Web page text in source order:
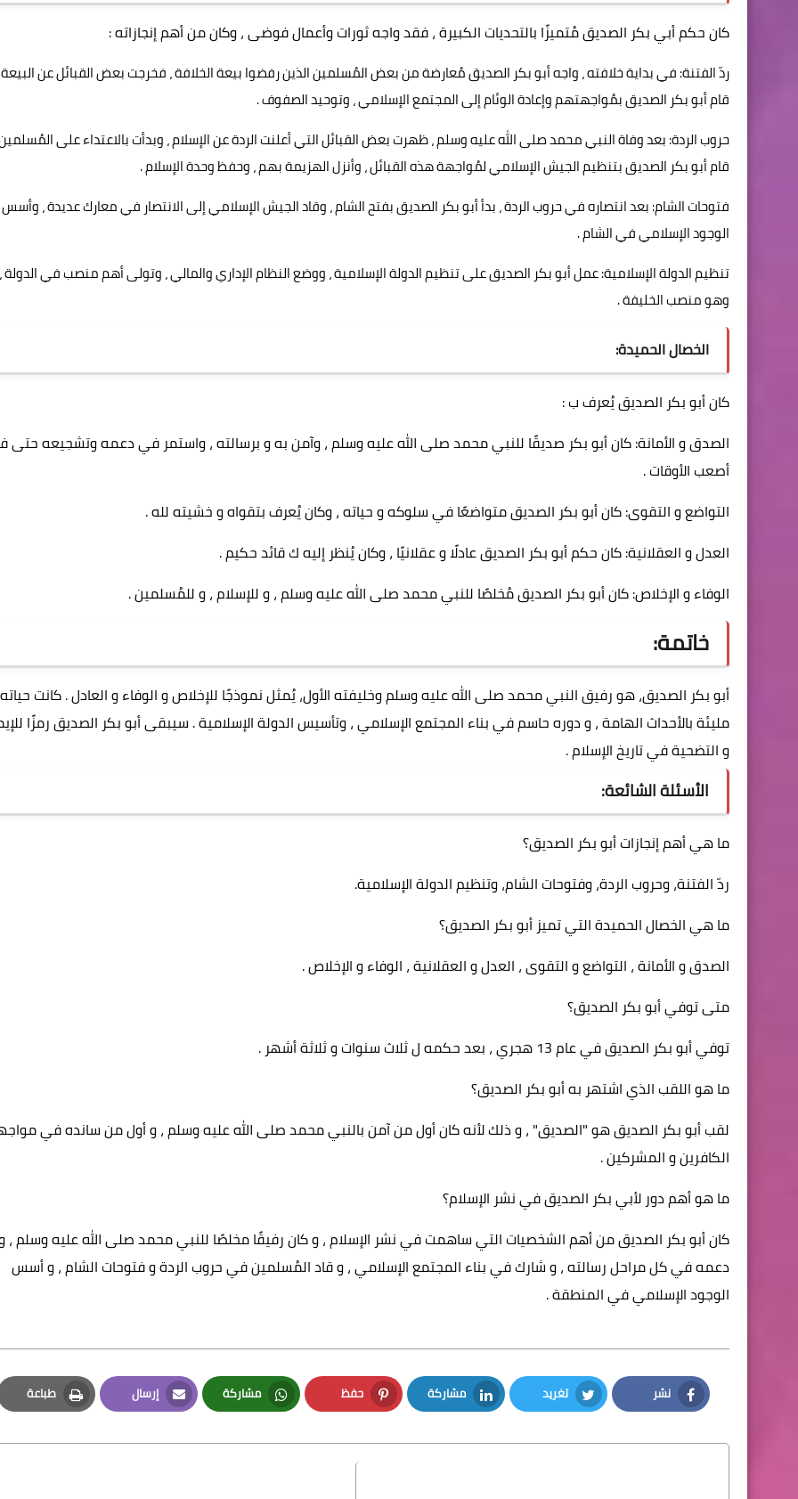
كان حكمأبي بكر الصديقمُتميزًا بالتحديات الكبيرة ، فقد واجه ثورات وأعمال فوضى ، وكان من أهم إنجازاته :
ردّ الفتنة: في بداية خلافته ، واجه أبو بكر الصديق مُعارضة من بعض المُسلمين الذين رفضوا بيعة الخلافة ، فخرجت بعض القبائل عن
قام أبو بكر الصديق بمُواجهتهم وإعادة الوئام إلى المجتمع الإسلامي ، وتوحيد الصفوف .
حروب الردة: بعد وفاة النبي محمد صلى الله عليه وسلم ، ظهرت بعض القبائل التي أعلنت الردة عن الإسلام ، وبدأت بالاعتداء على
قام أبو بكر الصديق بتنظيم الجيش الإسلامي لمُواجهة هذه القبائل ، وأنزل الهزيمة بهم ، وحفظ وحدة الإسلام .
فتوحات الشام: بعد انتصاره في حروب الردة ، بدأ أبو بكر الصديق بفتح الشام ، وقاد الجيش الإسلامي إلى الانتصار في معارك عديدة ، وأسس
الوجود الإسلامي في الشام .
تنظيم الدولة الإسلامية: عمل أبو بكر الصديق على تنظيم الدولة الإسلامية ، ووضع النظام الإداري والمالي ، وتولى أهم منصب في الدولة ،
وهو منصب الخليفة .
الخصال الحميدة:
كان أبو بكر الصديق يُعرف ب :
الصدق و الأمانة: كان أبو بكر صديقًا للنبي محمد صلى الله عليه وسلم ، وآمن به و برسالته ، واستمر في دعمه وتشجيعه
أصعب الأوقات .
التواضع و التقوى: كان أبو بكر الصديق متواضعًا في سلوكه و حياته ، وكان يُعرف بتقواه و خشيته لله .
العدل و العقلانية: كان حكم أبو بكر الصديق عادلًا و عقلانيًا ، وكان يُنظر إليه ك قائد حكيم .
الوفاء و الإخلاص: كان أبو بكر الصديق مُخلصًا للنبي محمد صلى الله عليه وسلم ، و للإسلام ، و للمُسلمين .
خاتمة:
أبو بكر الصديق، هو رفيق النبي محمد صلى الله عليه وسلم وخليفته الأول، يُمثل نموذجًا للإخلاص و الوفاء و العادل . كانت حياته
مليئة بالأحداث الهامة ، و دوره حاسم في بناء المجتمع الإسلامي ، وتأسيس الدولة الإسلامية . سيبقى أبو بكر الصديق رمزًا
و التضحية في تاريخ الإسلام .
الأسئلة الشائعة:
ما هي أهم إنجازات أبو بكر الصديق؟
ردّ الفتنة، وحروب الردة، وفتوحات الشام، وتنظيم الدولة الإسلامية.
ما هي الخصال الحميدة التي تميز أبو بكر الصديق؟
الصدق و الأمانة ، التواضع و التقوى ، العدل و العقلانية ، الوفاء و الإخلاص .
متى توفي أبو بكر الصديق؟
توفي أبو بكر الصديق في عام 13 هجري ، بعد حكمه ل ثلاث سنوات و ثلاثة أشهر .
ما هو اللقب الذي اشتهر به أبو بكر الصديق؟
لقب أبو بكر الصديق هو "الصديق" ، و ذلك لأنه كان أول من آمن بالنبي محمد صلى الله عليه وسلم ، و أول من سانده في
الكافرين و المشركين .
ما هو أهم دور لأبي بكر الصديق في نشر الإسلام؟
كان أبو بكر الصديق من أهم الشخصيات التي ساهمت في نشر الإسلام ، و كان رفيقًا مخلصًا للنبي محمد صلى الله عليه وسلم ،
دعمه في كل مراحل رسالته ، و شارك في بناء المجتمع الإسلامي ، و قاد المُسلمين في حروب الردة و فتوحات الشام ، و أسس
الوجود الإسلامي في المنطقة .
نشر
Facebook
تغريد
Twitter
مشاركة
LinkedIn
حفظ
Pinterest
مشاركة
Whatsapp
إرسال
Email
طباعة
Print